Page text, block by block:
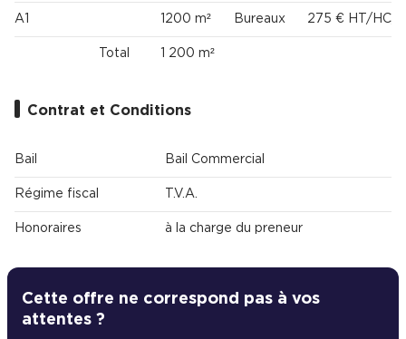
A1 1200 m² Bureaux 275 € HT/HC/
Total 1 200 m²
Contrat et Conditions
Bail Bail Commercial
Régime fiscal T.V.A.
Honoraires à la charge du preneur
Cette offre ne correspond pas à vos
attentes ?